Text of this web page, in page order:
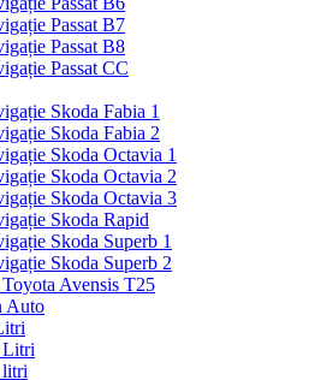
Passat B7
Passat B8
Passat CC
Skoda Fabia 1
Skoda Fabia 2
Skoda Octavia 1
Skoda Octavia 2
Skoda Octavia 3
Skoda Rapid
Skoda Superb 1
Skoda Superb 2
Avensis T25
Auto
Litri
litri